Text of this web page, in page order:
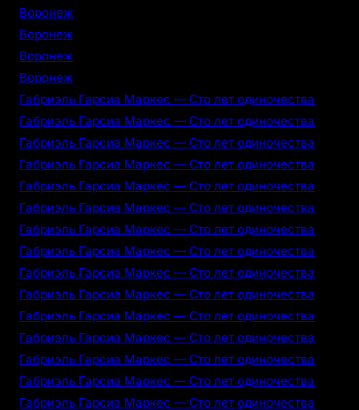
Воронеж
Воронеж
Воронеж
Воронеж
Габриэль Гарсиа Маркес — Сто лет одиночества
Габриэль Гарсиа Маркес — Сто лет одиночества
Габриэль Гарсиа Маркес — Сто лет одиночества
Габриэль Гарсиа Маркес — Сто лет одиночества
Габриэль Гарсиа Маркес — Сто лет одиночества
Габриэль Гарсиа Маркес — Сто лет одиночества
Габриэль Гарсиа Маркес — Сто лет одиночества
Габриэль Гарсиа Маркес — Сто лет одиночества
Габриэль Гарсиа Маркес — Сто лет одиночества
Габриэль Гарсиа Маркес — Сто лет одиночества
Габриэль Гарсиа Маркес — Сто лет одиночества
Габриэль Гарсиа Маркес — Сто лет одиночества
Габриэль Гарсиа Маркес — Сто лет одиночества
Габриэль Гарсиа Маркес — Сто лет одиночества
Габриэль Гарсиа Маркес — Сто лет одиночества